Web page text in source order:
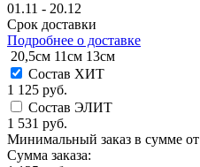
01.11 - 20.12
Срок доставки
Подробнее о доставке
20,5см 11см 13см
Состав ХИТ
1 125 руб.
Состав ЭЛИТ
1 531 руб.
Минимальный заказ в сумме от
Сумма заказа: